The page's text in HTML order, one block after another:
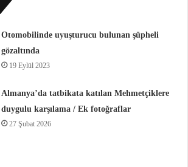
Otomobilinde uyuşturucu bulunan şüpheli
gözaltında
19 Eylül 2023
Almanya’da tatbikata katılan Mehmetçiklere
duygulu karşılama / Ek fotoğraflar
27 Şubat 2026